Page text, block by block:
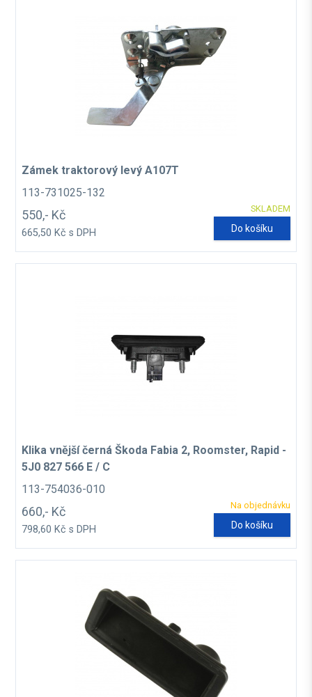
Zámek traktorový levý A107T
113-731025-132
SKLADEM
550,- Kč
665,50 Kč s DPH Do košíku
Klika vnější černá Škoda Fabia 2, Roomster, Rapid -
5J0 827 566 E / C
113-754036-010
Na objednávku
660,- Kč
798,60 Kč s DPH Do košíku